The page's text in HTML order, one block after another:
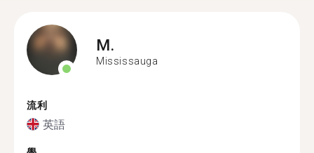
M.
Mississauga
流利
英語